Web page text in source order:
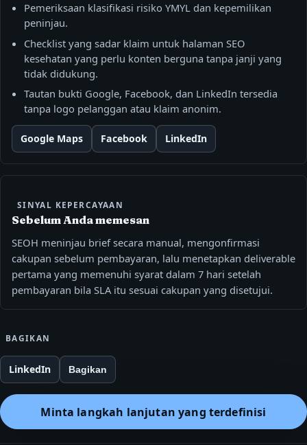
Pemeriksaan klasifikasi risiko YMYL dan kepemilikan
peninjau.
Checklist yang sadar klaim untuk halaman SEO
kesehatan yang perlu konten berguna tanpa janji yang
tidak didukung.
Tautan bukti Google, Facebook, dan LinkedIn tersedia
tanpa logo pelanggan atau klaim anonim.
Google Maps Facebook LinkedIn
SINYAL KEPERCAYAAN
Sebelum Anda memesan
SEOH meninjau brief secara manual, mengonfirmasi
cakupan sebelum pembayaran, lalu menetapkan deliverable
pertama yang memenuhi syarat dalam 7 hari setelah
pembayaran bila SLA itu sesuai cakupan yang disetujui.
BAGIKAN
LinkedIn Bagikan
Minta langkah lanjutan yang terdefinisi